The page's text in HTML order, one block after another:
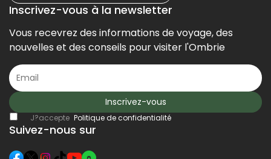
Inscrivez-vous à la newsletter
Vous recevrez des informations de voyage, des
nouvelles et des conseils pour visiter l'Ombrie
Inscrivez-vous
J?accepte Politique de confidentialité
Suivez-nous sur